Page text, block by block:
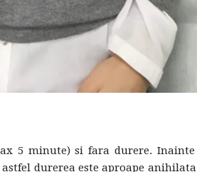
5 minute) si fara durere.
durerea este aproape